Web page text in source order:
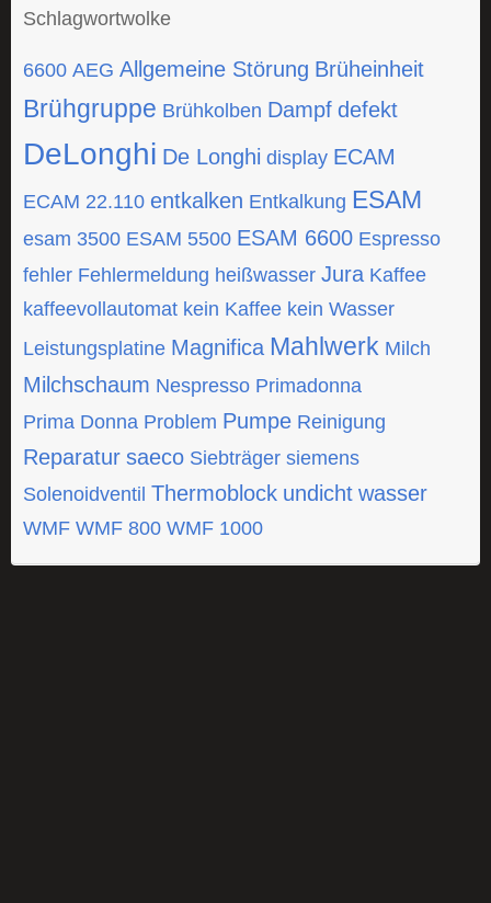
Schlagwortwolke
6600 AEG Allgemeine Störung Brüheinheit
Brühgruppe Brühkolben Dampf defekt
DeLonghi De Longhi display ECAM
ECAM 22.110 entkalken Entkalkung ESAM
esam 3500 ESAM 5500 ESAM 6600 Espresso
fehler Fehlermeldung heißwasser Jura Kaffee
kaffeevollautomat kein Kaffee kein Wasser
Leistungsplatine Magnifica Mahlwerk Milch
Milchschaum Nespresso Primadonna
Prima Donna Problem Pumpe Reinigung
Reparatur saeco Siebträger siemens
Solenoidventil Thermoblock undicht wasser
WMF WMF 800 WMF 1000